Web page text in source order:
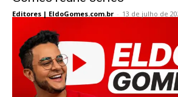
Editores | EldoGomes.com.br - 13 de julho de